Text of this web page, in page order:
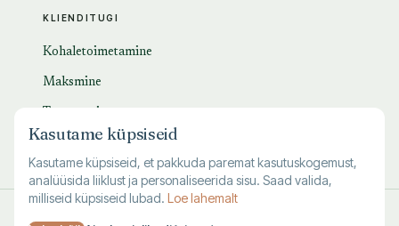
KLIENDITUGI
Kohaletoimetamine
Maksmine
KKK
Kasutame küpsiseid
Kasutame küpsiseid, et pakkuda paremat kasutuskogemust,
analüüsida liiklust ja personaliseerida sisu. Saad valida,
milliseid küpsiseid lubad. Loe lahemalt